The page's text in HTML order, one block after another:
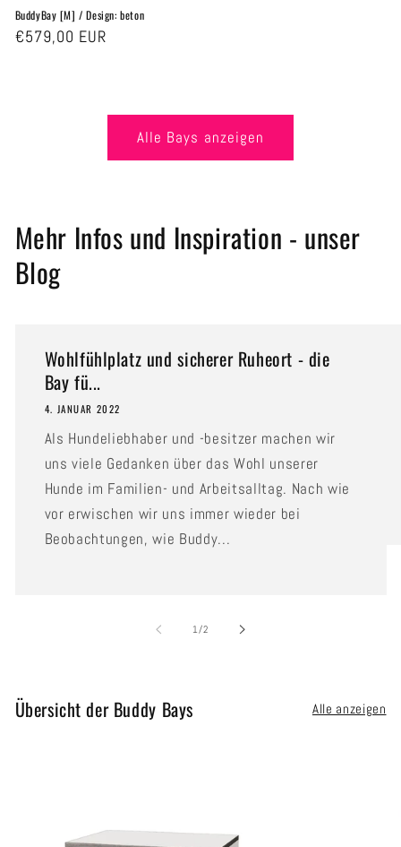
BuddyBay [M] / Design: beton
Normaler
€579,00 EUR
Alle Bays anzeigen
Mehr Infos und Inspiration - unser
Blog
Wohlfühlplatz und sicherer Ruheort - die
Bay fü...
4. JANUAR 2022
Als Hundeliebhaber und -besitzer machen wir
uns viele Gedanken über das Wohl unserer
Hunde im Familien- und Arbeitsalltag. Nach wie
vor erwischen wir uns immer wieder bei
Beobachtungen, wie Buddy...
1/von
2
Übersicht der Buddy Bays Alle anzeigen